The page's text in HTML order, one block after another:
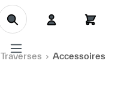
Traverses Accessoires